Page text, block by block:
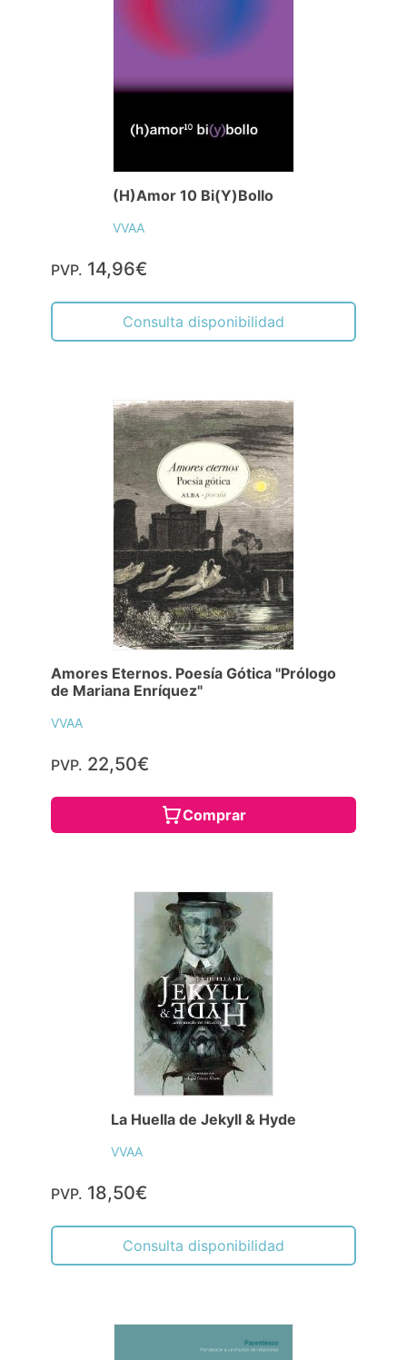
(H)Amor 10 Bi(Y)Bollo
VVAA
PVP. 14,96€
Consulta disponibilidad
Amores Eternos. Poesía Gótica "Prólogo
de Mariana Enríquez"
VVAA
PVP. 22,50€
Comprar
La Huella de Jekyll & Hyde
VVAA
PVP. 18,50€
Consulta disponibilidad